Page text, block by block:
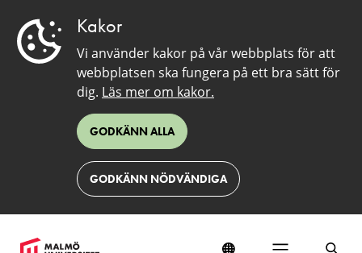
Kakor
Vi använder kakor på vår webbplats för att
webbplatsen ska fungera på ett bra sätt för
dig. Läs mer om kakor.
GODKÄNN ALLA
GODKÄNN NÖDVÄNDIGA